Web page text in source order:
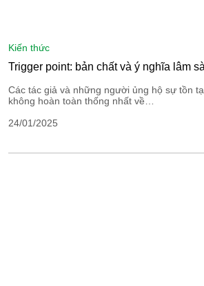
kiến thức
Trigger point: bản chất và ý nghĩa lâm
Các tác giả và những người ủng hộ sự tồn
không hoàn toàn thống nhất về…
24/01/2025